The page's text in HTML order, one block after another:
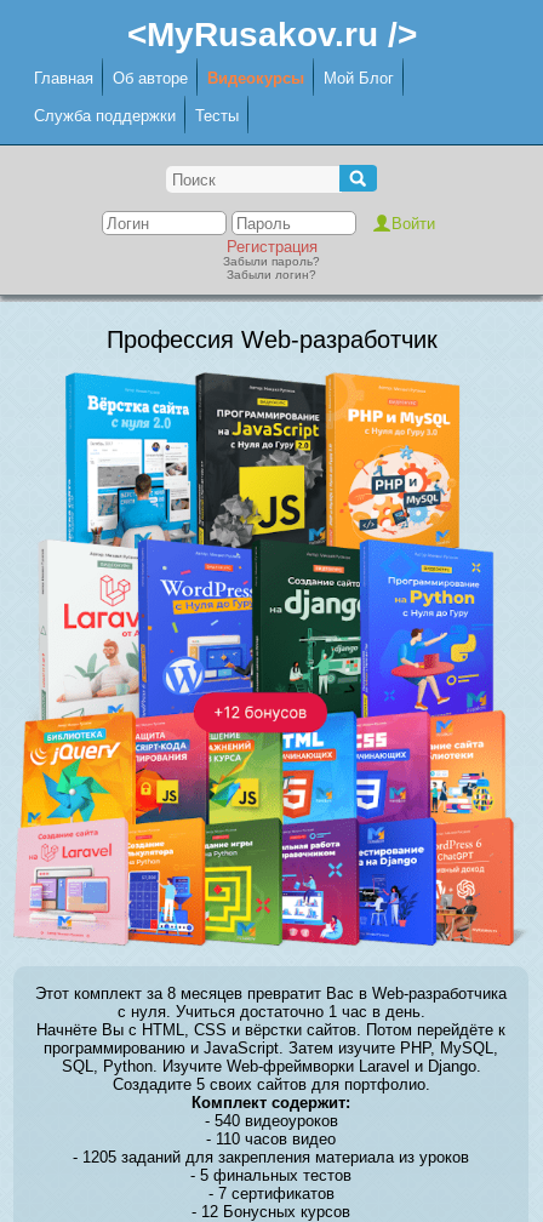
<MyRusakov.ru />
Главная Об авторе Видеокурсы Мой Блог
Служба поддержки Тесты
Регистрация
Забыли пароль?
Забыли логин?
Профессия Web-разработчик
Этот комплект за 8 месяцев превратит Вас в Web-разработчика
с нуля. Учиться достаточно 1 час в день.
Начнёте Вы с HTML, CSS и вёрстки сайтов. Потом перейдёте к
программированию и JavaScript. Затем изучите PHP, MySQL,
SQL, Python. Изучите Web-фреймворки Laravel и Django.
Создадите 5 своих сайтов для портфолио.
Комплект содержит:
- 540 видеоуроков
- 110 часов видео
- 1205 заданий для закрепления материала из уроков
- 5 финальных тестов
- 7 сертификатов
- 12 Бонусных курсов